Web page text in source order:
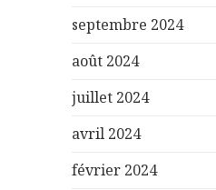
septembre 2024
août 2024
juillet 2024
avril 2024
février 2024